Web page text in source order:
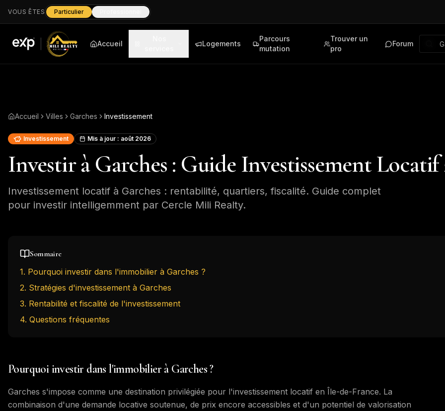
VOUS ÊTES Particulier
Accueil Logements
Parcours
mutation
Trouver un
pro
Forum
Accueil Villes Garches Investissement
Investissement Mis à jour : août 2026
Investir à Garches : Guide Investissement Locatif
Investissement locatif à Garches : rentabilité, quartiers, fiscalité. Guide complet
pour investir intelligemment par Cercle Mili Realty.
Sommaire
1. Pourquoi investir dans l'immobilier à Garches ?
2. Stratégies d'investissement à Garches
3. Rentabilité et fiscalité de l'investissement
4. Questions fréquentes
Pourquoi investir dans l'immobilier à Garches ?
Garches s'impose comme une destination privilégiée pour l'investissement locatif en Île-de-France. La
combinaison d'une demande locative soutenue, de prix encore accessibles et d'un potentiel de valorisation